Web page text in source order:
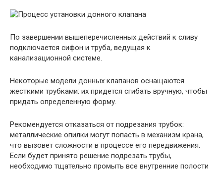
По завершении вышеперечисленных действий к сливу
подключается сифон и труба, ведущая к
канализационной системе.
Некоторые модели донных клапанов оснащаются
жесткими трубками: их придется сгибать вручную, чтобы
придать определенную форму.
Рекомендуется отказаться от подрезания трубок:
металлические опилки могут попасть в механизм крана,
что вызовет сложности в процессе его передвижения.
Если будет принято решение подрезать трубы,
необходимо тщательно промыть все внутренние полости